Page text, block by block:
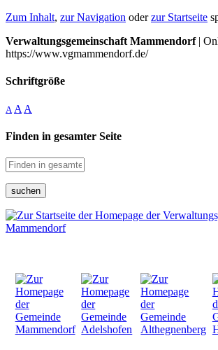
Zum Inhalt, zur Navigation oderzur Startseite
Verwaltungsgemeinschaft Mammendorf|
https://www.vgmammendorf.de/
Schriftgröße
A A A
Finden in gesamter Seite
suchen